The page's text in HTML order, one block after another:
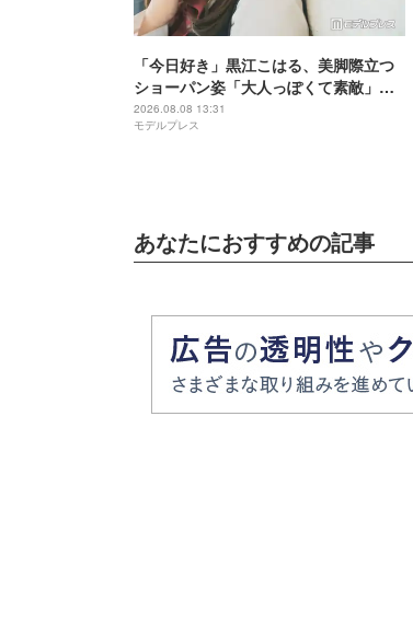
「今日好き」黒江こはる、美脚際立つ
ショーパン姿「大人っぽくて素敵」
「最強ビジュ」と反響
2026.08.08 13:31
モデルプレス
あなたにおすすめの記事